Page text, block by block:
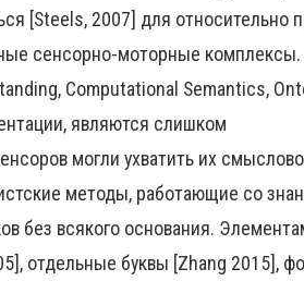
[Steels, 2007] для относительно
сенсорно-моторные
Computational Semantics,
являются слишком
могли ухватить их
методы, работающие со
без всякого основания.
отдельные буквы [Zhang 2015],